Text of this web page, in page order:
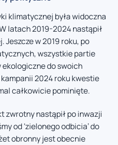
klimatycznej była widoczna
latach 2019-2024 nastąpił
w 2019 roku, po
wszystkie partie
ekologiczne do swoich
2024 roku kwestie
całkowicie pominięte.
zwrotny nastąpił po inwazji
od ‘zielonego odbicia’ do
obronny jest obecnie